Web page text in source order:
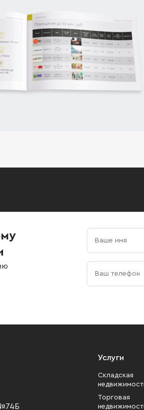
Услуги
Складская
Торговая